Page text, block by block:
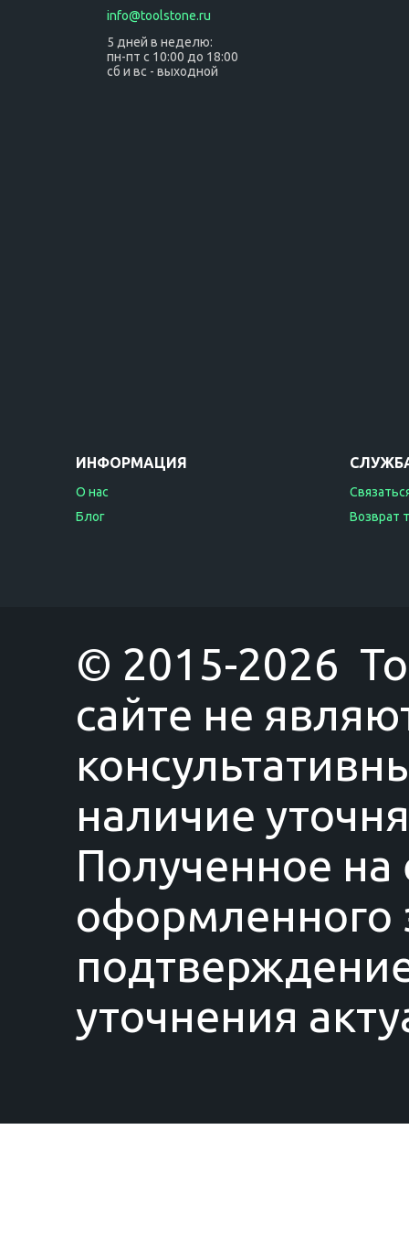
info@toolstone.ru
5 дней в неделю:
пн-пт с 10:00 до 18:00
сб и вс - выходной
ИНФОРМАЦИЯ
О нас
Блог
Возврат
© 2015-2026
сайте не
наличие
Полученное на
оформленного
уточнения